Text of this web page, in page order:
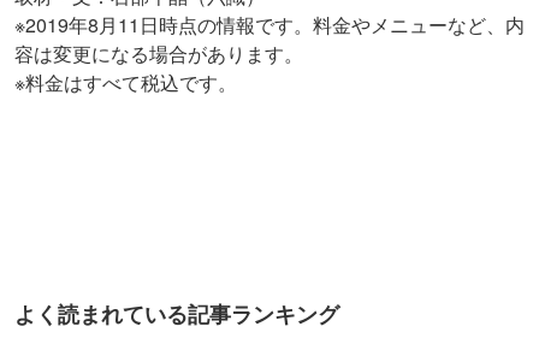
※2019年8月11日時点の情報です。料金やメニューなど、内
容は変更になる場合があります。
※料金はすべて税込です。
よく読まれている記事ランキング